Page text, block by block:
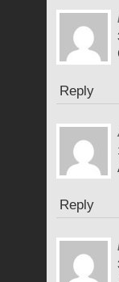
Reply
Reply